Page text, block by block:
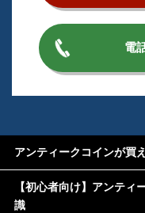
電
アンティークコインが買
【初心者向け】アンティ
識